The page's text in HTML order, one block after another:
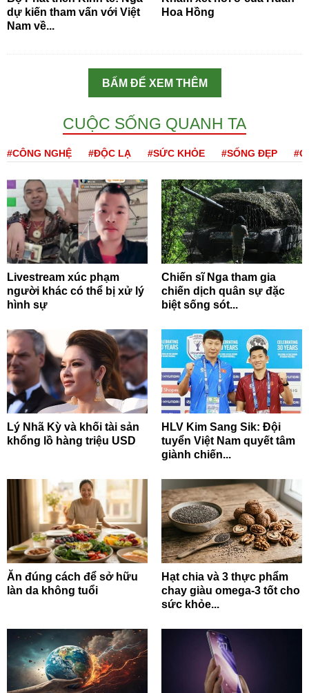
dự kiến tham vấn với Việt
Nam về...
Hoa Hồng
BẤM ĐỂ XEM THÊM
CUỘC SỐNG QUANH TA
#CÔNG NGHỆ #ĐỘC LẠ #SỨC KHỎE #SỐNG ĐẸP
Livestream xúc phạm
người khác có thể bị xử lý
hình sự
Chiến sĩ Nga tham gia
chiến dịch quân sự đặc
biệt sống sót...
Lý Nhã Kỳ và khối tài sản
khổng lồ hàng triệu USD
HLV Kim Sang Sik: Đội
tuyển Việt Nam quyết tâm
giành chiến...
Ăn đúng cách để sở hữu
làn da không tuổi
Hạt chia và 3 thực phẩm
chay giàu omega-3 tốt cho
sức khỏe...